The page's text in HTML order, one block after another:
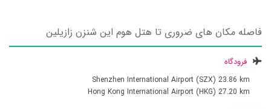
فاصله مکان های ضروری تا هتل هوم این شنزن زازیلین
فرودگاه
Shenzhen International Airport (SZX) 23.86 km
Hong Kong International Airport (HKG) 27.20 km